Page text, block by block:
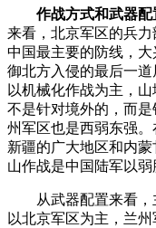
作战方式和武器配
来看，北京军区的兵
中国最主要的防线，
御北方入侵的最后一
以机械化作战为主，
不是针对境外的，而
州军区也是西弱东强。
新疆的广大地区和内
山作战是中国陆军以
从武器配置来看，
以北京军区为主，兰